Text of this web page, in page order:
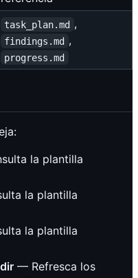
task_plan.md ,
findings.md ,
progress.md
la plantilla
la plantilla
la plantilla
— Refresca los